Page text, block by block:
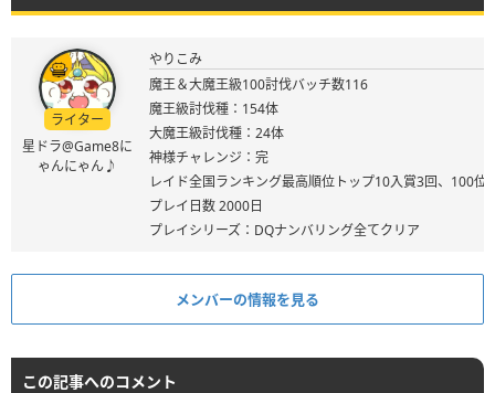
ライター
星ドラ@Game8に
ゃんにゃん♪
やりこみ
魔王＆大魔王級100討伐バッチ数116
魔王級討伐種：154体
大魔王級討伐種：24体
神様チャレンジ：完
レイド全国ランキング最高順位トップ10入賞3回、100位
プレイ日数 2000日
プレイシリーズ：DQナンバリング全てクリア
メンバーの情報を見る
この記事へのコメント